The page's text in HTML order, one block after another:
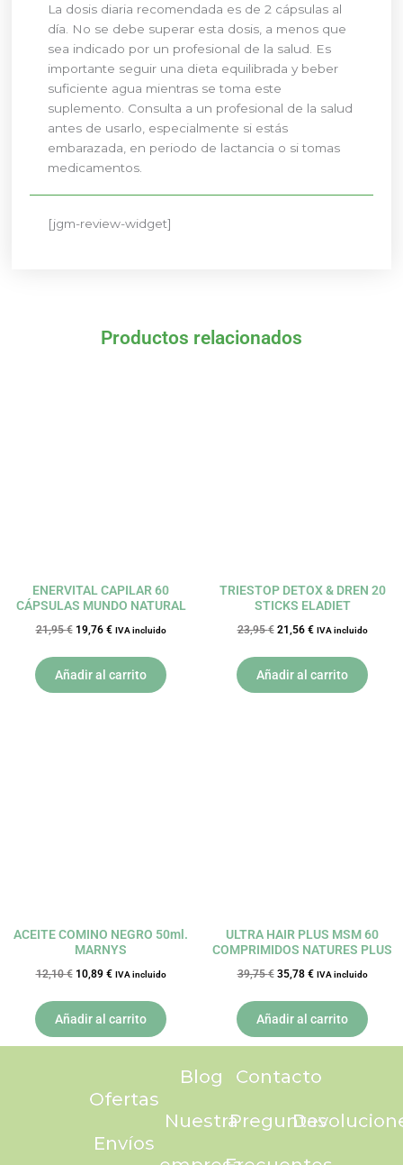
La dosis diaria recomendada es de 2 cápsulas al
día. No se debe superar esta dosis, a menos que
sea indicado por un profesional de la salud. Es
importante seguir una dieta equilibrada y beber
suficiente agua mientras se toma este
suplemento. Consulta a un profesional de la salud
antes de usarlo, especialmente si estás
embarazada, en periodo de lactancia o si tomas
medicamentos.
[jgm-review-widget]
Productos relacionados
ENERVITAL CAPILAR 60
CÁPSULAS MUNDO NATURAL
21,95€ 19,76 € IVA incluido
Añadir al carrito
TRIESTOP DETOX & DREN 20
STICKS ELADIET
23,95€ 21,56 € IVA incluido
Añadir al carrito
ACEITE COMINO NEGRO 50ml.
MARNYS
12,10€ 10,89 € IVA incluido
Añadir al carrito
ULTRA HAIR PLUS MSM 60
COMPRIMIDOS NATURES PLUS
39,75€ 35,78 € IVA incluido
Añadir al carrito
Ofertas
Envíos
Blog
Nuestra
Contacto
Preguntas